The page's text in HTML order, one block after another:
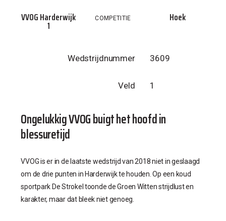
VVOG Harderwijk
1
COMPETITIE Hoek
Wedstrijdnummer 3609
Veld 1
Ongelukkig VVOG buigt het hoofd in
blessuretijd
VVOG is er in de laatste wedstrijd van 2018 niet in geslaagd
om de drie punten in Harderwijk te houden. Op een koud
sportpark De Strokel toonde de Groen Witten strijdlust en
karakter, maar dat bleek niet genoeg.